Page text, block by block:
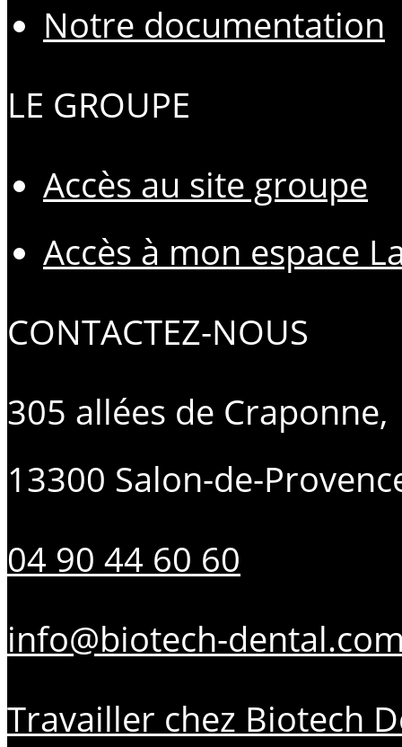
Notre documentation
LE GROUPE
Accès au site groupe
Accès à mon espace
CONTACTEZ-NOUS
305 allées de Craponne,
13300 Salon-de-
04 90 44 60 60
info@biotech-
Travailler chez Biotech